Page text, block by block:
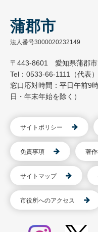
蒲郡市
法人番号3000020232149
〒443-8601 愛知県蒲郡
Tel：0533-66-1111（代表）
窓口応対時間：平日午前9
日・年末年始を除く）
サイトポリシー
免責事項 著
サイトマップ
市役所へのアクセス